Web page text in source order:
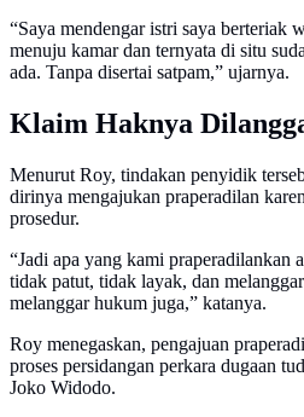
“Saya mendengar istri saya berteriak
menuju kamar dan ternyata di situ
ada. Tanpa disertai satpam,” ujarnya.
Klaim Haknya
Menurut Roy, tindakan penyidik
dirinya mengajukan praperadilan
prosedur.
“Jadi apa yang kami praperadilankan
tidak patut, tidak layak, dan
melanggar hukum juga,” katanya.
Roy menegaskan, pengajuan
proses persidangan perkara dugaan
Joko Widodo.